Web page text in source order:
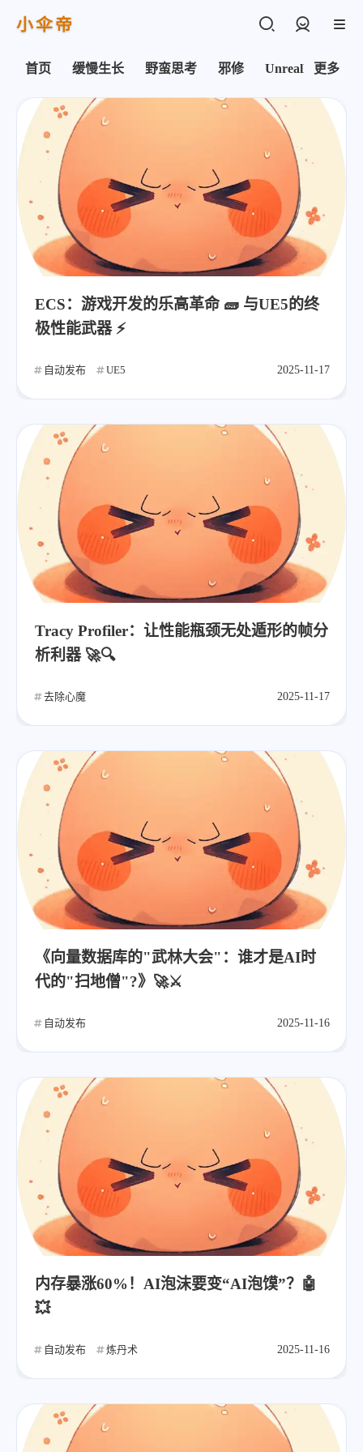
小伞帝
首页 缓慢生长 野蛮思考 邪修 UnrealEngine
更多
ECS：游戏开发的乐高革命 🧱 与UE5的终
极性能武器 ⚡
自动发布 UE5 2025-11-17
Tracy Profiler：让性能瓶颈无处遁形的帧分
析利器 🚀🔍
去除心魔 2025-11-17
《向量数据库的"武林大会"：谁才是AI时
代的"扫地僧"?》🚀⚔️
自动发布 2025-11-16
内存暴涨60%！AI泡沫要变“AI泡馍”？🤖
💥
自动发布 炼丹术 2025-11-16